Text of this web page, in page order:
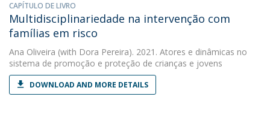
CAPÍTULO DE LIVRO
Multidisciplinariedade na intervenção com
famílias em risco
Ana Oliveira (with Dora Pereira). 2021. Atores e dinâmicas no
sistema de promoção e proteção de crianças e jovens
DOWNLOAD AND MORE DETAILS